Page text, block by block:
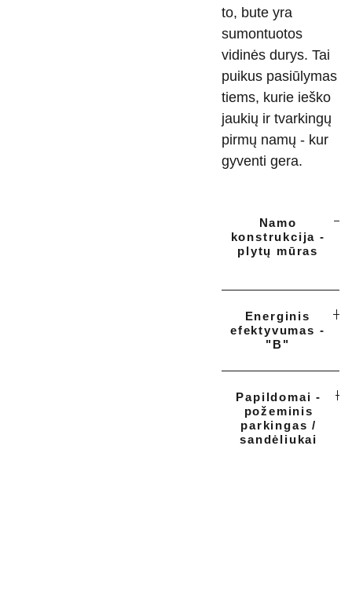
to, bute yra
sumontuotos
vidinės durys. Tai
puikus pasiūlymas
tiems, kurie ieško
jaukių ir tvarkingų
pirmų namų - kur
gyventi gera.
Namo
konstrukcija -
plytų mūras
Energinis
efektyvumas -
"B"
Papildomai -
požeminis
parkingas /
sandėliukai